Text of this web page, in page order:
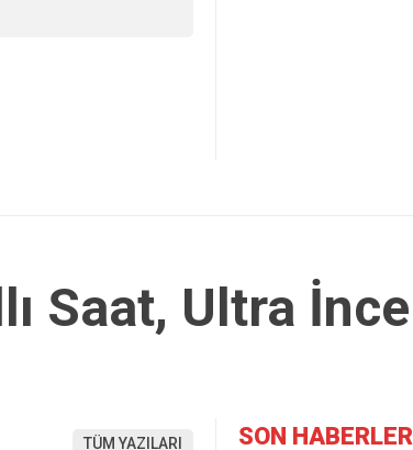
Saat, Ultra İnce
TÜM YAZILARI SON HABERLER